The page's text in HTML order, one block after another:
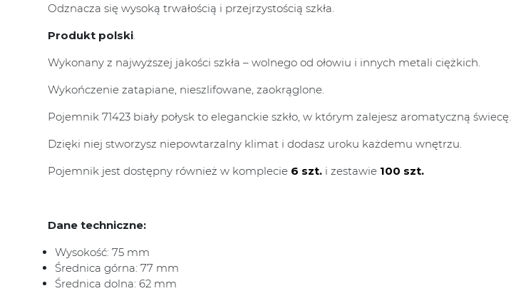
Odznacza się wysoką trwałością i przejrzystością szkła.
Produkt polski.
Wykonany z najwyższej jakości szkła – wolnego od ołowiu i innych metali ciężkich.
Wykończenie zatapiane, nieszlifowane, zaokrąglone.
Pojemnik 71423 biały połysk to eleganckie szkło, w którym zalejesz aromatyczną świecę.
Dzięki niej stworzysz niepowtarzalny klimat i dodasz uroku każdemu wnętrzu.
Pojemnik jest dostępny również w komplecie 6 szt. i zestawie 100 szt.
Dane techniczne:
Wysokość: 75 mm
Średnica górna: 77 mm
Średnica dolna: 62 mm